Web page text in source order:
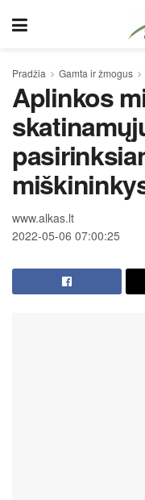
Pradžia Gamta ir žmogus
Aplinkos
www.alkas.lt
2022-05-06 07:00:25